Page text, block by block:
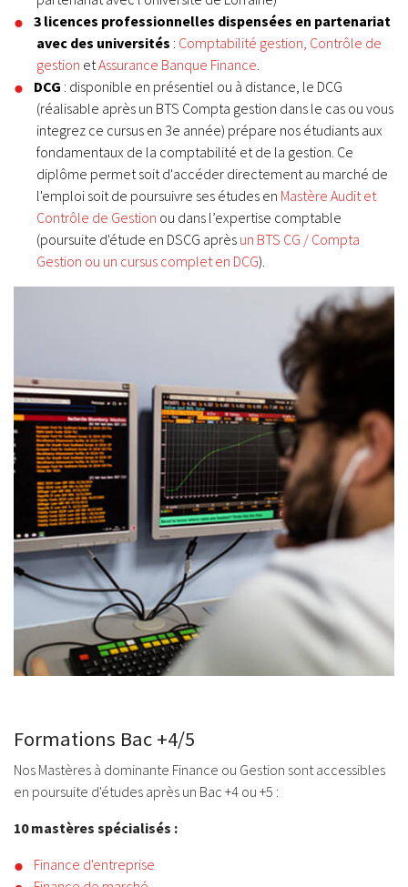
3 licences professionnelles dispensées en partenariat
avec des universités : Comptabilité gestion, Contrôle de
gestion etAssurance Banque Finance
DCG : disponible en présentiel ou à distance, le DCG
(réalisable après un BTS Compta gestion dans le cas ou vous
integrez ce cursus en 3e année) prépare nos étudiants aux
fondamentaux de la comptabilité et de la gestion. Ce
diplôme permet soit d'accéder directement au marché de
l'emploi soit de poursuivre ses études en Mastère Audit et
Contrôle de Gestion ou dans l’expertise comptable
(poursuite d'étude en DSCG après un BTS CG / Compta
Gestion ou un cursus complet en DCG).
Formations Bac +4/5
Nos Mastères à dominante Finance ou Gestion sont accessibles
en poursuite d'études après un Bac +4 ou +5 :
10 mastères spécialisés :
Finance d'entreprise